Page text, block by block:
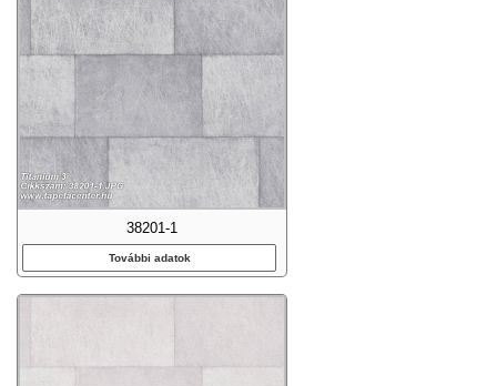
38201-1
További adatok